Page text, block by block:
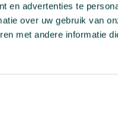
en advertenties te
over uw gebruik van
met andere informatie